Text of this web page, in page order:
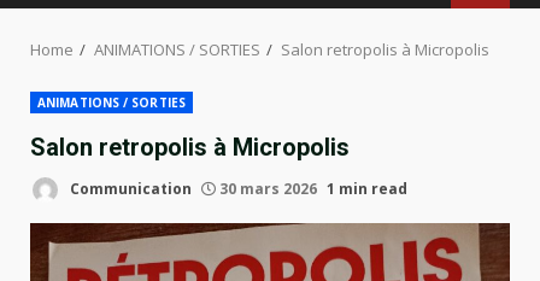
Home ANIMATIONS / SORTIES Salon retropolis à Micropolis
ANIMATIONS / SORTIES
Salon retropolis à Micropolis
Communication 30 mars 2026 1 min read